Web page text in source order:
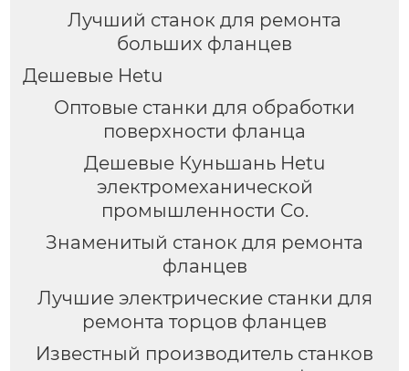
Лучший станок для ремонта
больших фланцев
Дешевые Hetu
Оптовые станки для обработки
поверхности фланца
Дешевые Куньшань Hetu
электромеханической
промышленности Co.
Знаменитый станок для ремонта
фланцев
Лучшие электрические станки для
ремонта торцов фланцев
Известный производитель станков